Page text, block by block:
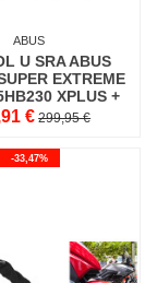
ABUS
U SRA ABUS
EXTREME
XPLUS +
€ 299,95 €
-33,47%